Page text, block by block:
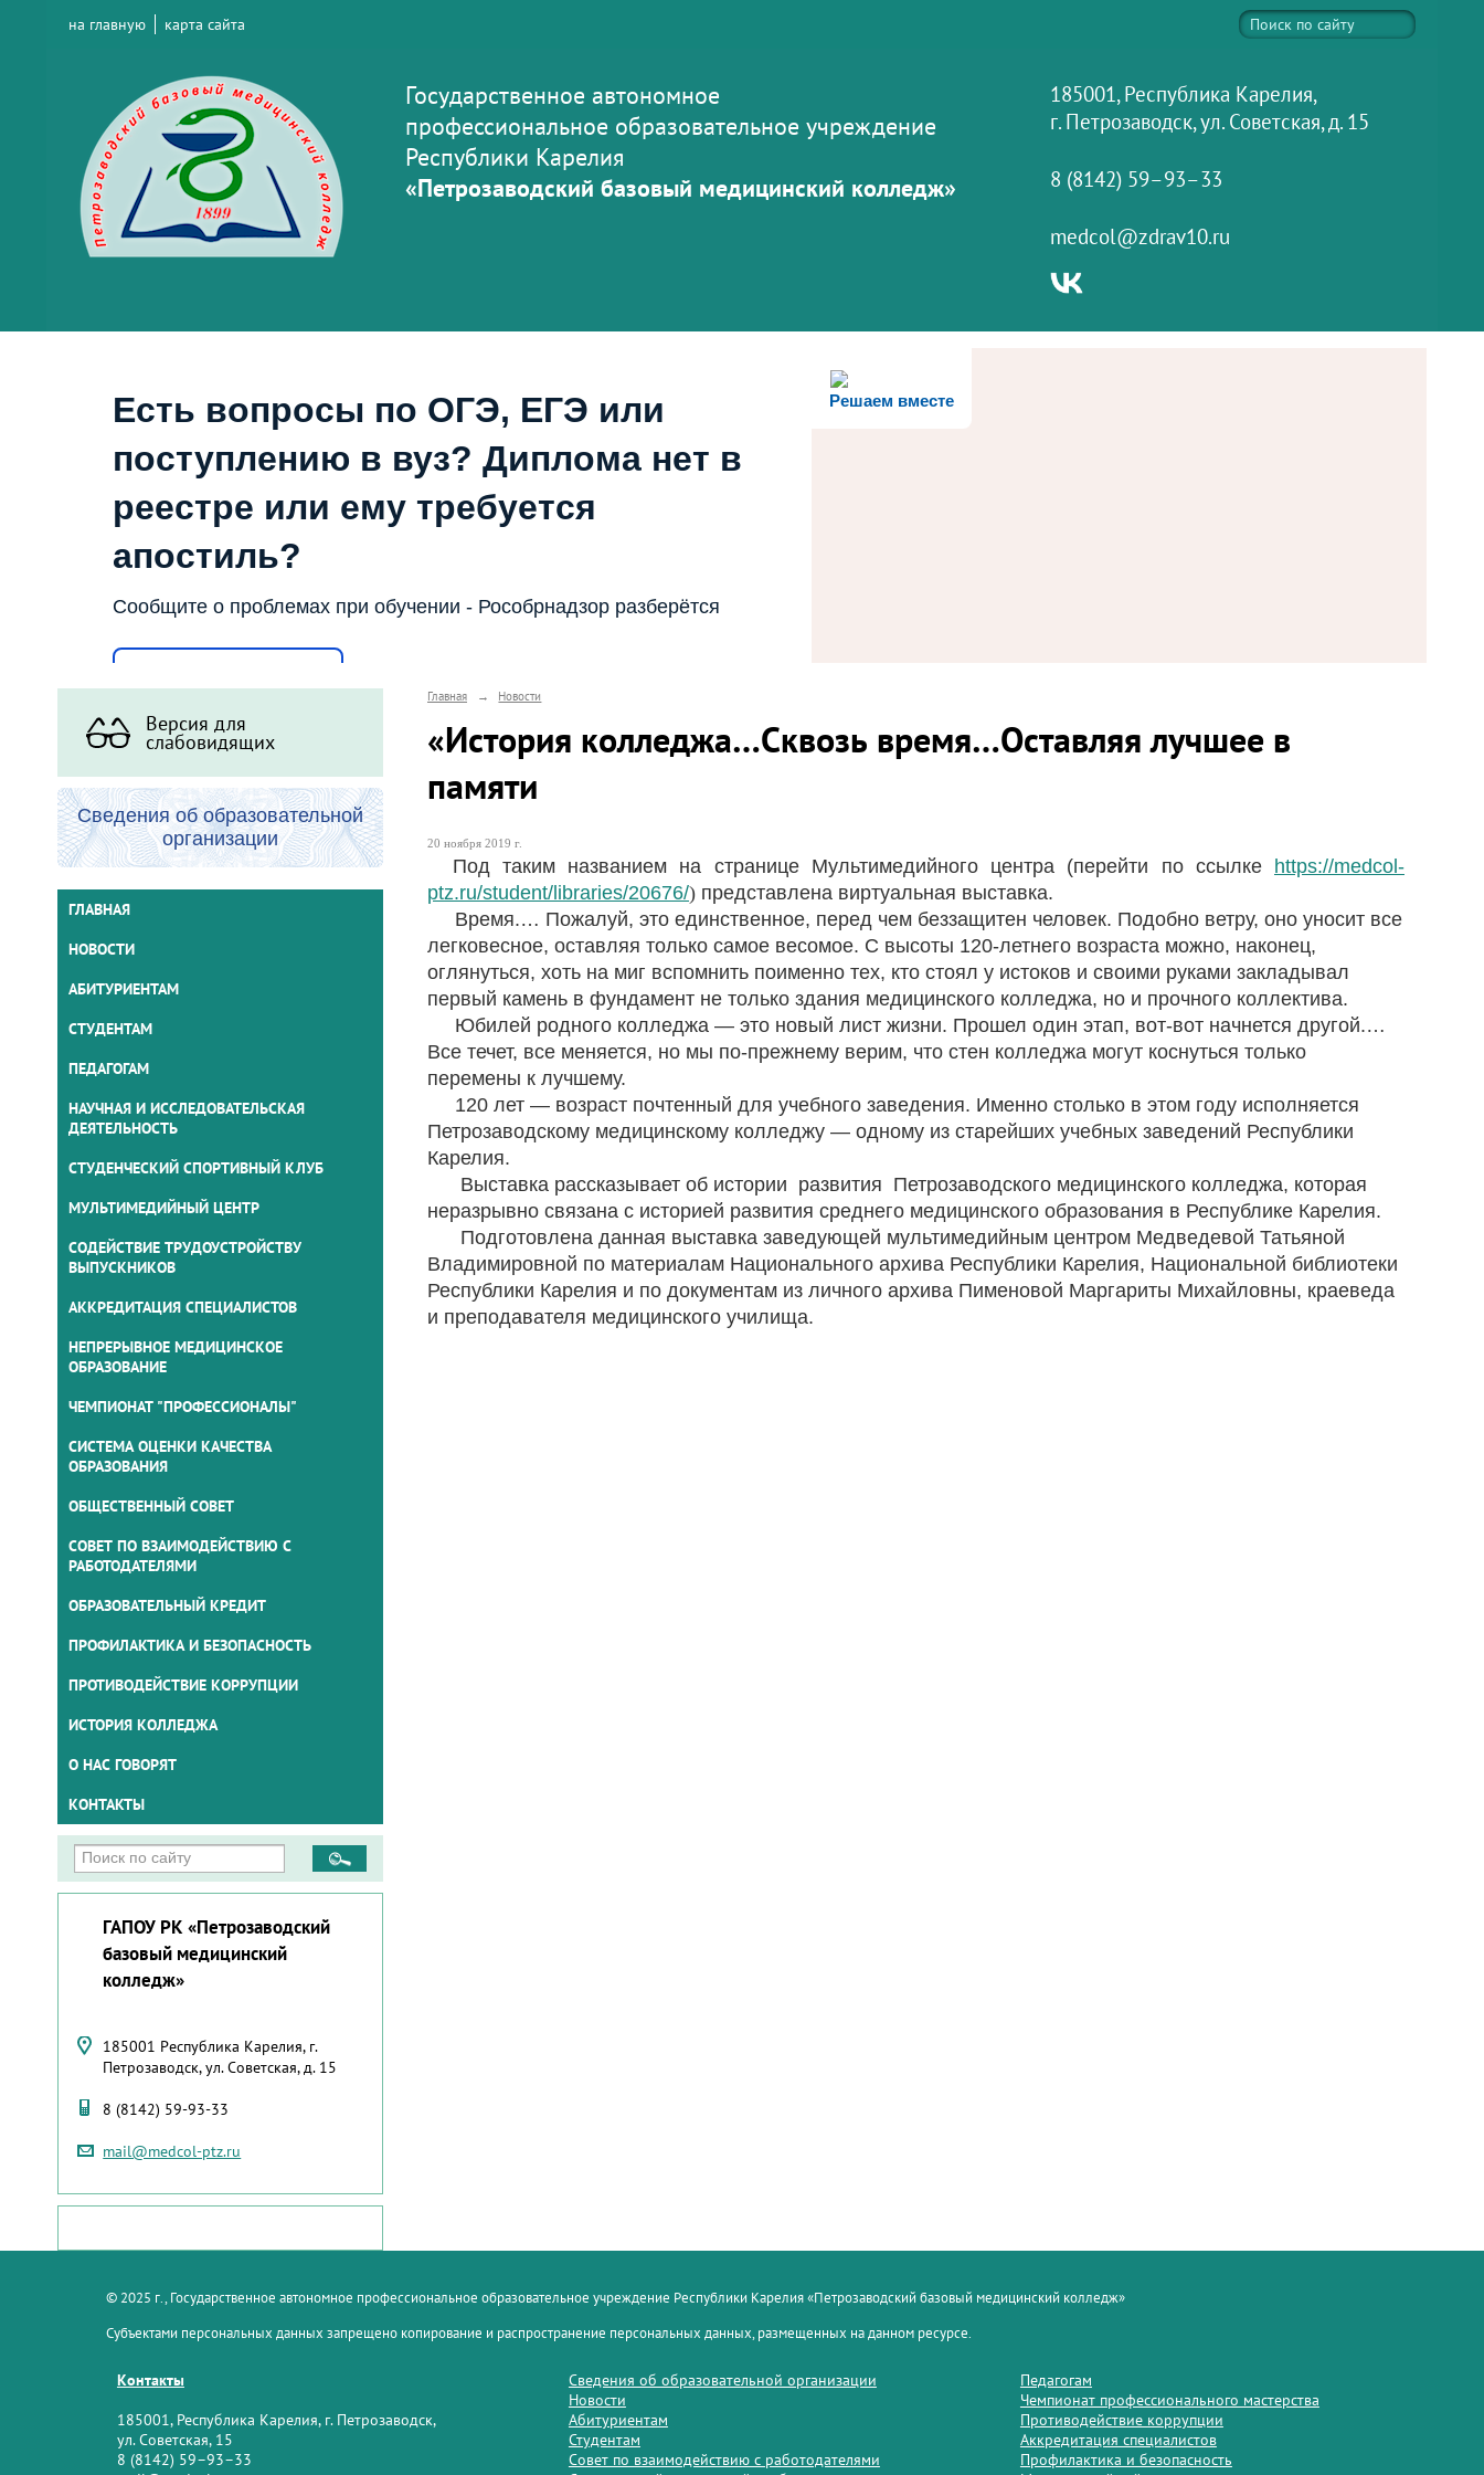
на главную карта сайта
Государственное автономное
профессиональное образовательное учреждение
Республики Карелия
«Петрозаводский базовый медицинский колледж»
185001, Республика Карелия,
г. Петрозаводск, ул. Советская, д. 15
8 (8142) 59–93–33
medcol@zdrav10.ru
Решаем вместе
Есть вопросы по ОГЭ, ЕГЭ или
поступлению в вуз? Диплома нет в
реестре или ему требуется
апостиль?
Сообщите о проблемах при обучении - Рособрнадзор разберётся
Версия для
слабовидящих
Сведения об образовательной
организации
ГЛАВНАЯ
НОВОСТИ
АБИТУРИЕНТАМ
СТУДЕНТАМ
ПЕДАГОГАМ
НАУЧНАЯ И ИССЛЕДОВАТЕЛЬСКАЯ
ДЕЯТЕЛЬНОСТЬ
СТУДЕНЧЕСКИЙ СПОРТИВНЫЙ КЛУБ
МУЛЬТИМЕДИЙНЫЙ ЦЕНТР
СОДЕЙСТВИЕ ТРУДОУСТРОЙСТВУ
ВЫПУСКНИКОВ
АККРЕДИТАЦИЯ СПЕЦИАЛИСТОВ
НЕПРЕРЫВНОЕ МЕДИЦИНСКОЕ
ОБРАЗОВАНИЕ
ЧЕМПИОНАТ "ПРОФЕССИОНАЛЫ"
СИСТЕМА ОЦЕНКИ КАЧЕСТВА
ОБРАЗОВАНИЯ
ОБЩЕСТВЕННЫЙ СОВЕТ
СОВЕТ ПО ВЗАИМОДЕЙСТВИЮ С
РАБОТОДАТЕЛЯМИ
ОБРАЗОВАТЕЛЬНЫЙ КРЕДИТ
ПРОФИЛАКТИКА И БЕЗОПАСНОСТЬ
ПРОТИВОДЕЙСТВИЕ КОРРУПЦИИ
ИСТОРИЯ КОЛЛЕДЖА
О НАС ГОВОРЯТ
КОНТАКТЫ
ГАПОУ РК «Петрозаводский
базовый медицинский
колледж»
185001 Республика Карелия, г.
Петрозаводск, ул. Советская, д. 15
8 (8142) 59-93-33
mail@medcol-ptz.ru
Главная → Новости
«История колледжа…Сквозь время…Оставляя лучшее в
памяти
20 ноября 2019 г.
Под таким названием на странице Мультимедийного центра (перейти по ссылке
https://medcol-
ptz.ru/student/libraries/20676/) представлена виртуальная выставка.
Время.… Пожалуй, это единственное, перед чем беззащитен человек. Подобно ветру, оно уносит все
легковесное, оставляя только самое весомое. С высоты 120-летнего возраста можно, наконец,
оглянуться, хоть на миг вспомнить поименно тех, кто стоял у истоков и своими руками закладывал
первый камень в фундамент не только здания медицинского колледжа, но и прочного коллектива.
Юбилей родного колледжа — это новый лист жизни. Прошел один этап, вот-вот начнется другой.…
Все течет, все меняется, но мы по-прежнему верим, что стен колледжа могут коснуться только
перемены к лучшему.
120 лет — возраст почтенный для учебного заведения. Именно столько в этом году исполняется
Петрозаводскому медицинскому колледжу — одному из старейших учебных заведений Республики
Карелия.
Выставка рассказывает об истории развития Петрозаводского медицинского колледжа, которая
неразрывно связана с историей развития среднего медицинского образования в Республике Карелия.
Подготовлена данная выставка заведующей мультимедийным центром Медведевой Татьяной
Владимировной по материалам Национального архива Республики Карелия, Национальной библиотеки
Республики Карелия и по документам из личного архива Пименовой Маргариты Михайловны, краеведа
и преподавателя медицинского училища.
© 2025 г., Государственное автономное профессиональное образовательное учреждение Республики Карелия «Петрозаводский базовый медицинский колледж»
Субъектами персональных данных запрещено копирование и распространение персональных данных, размещенных на данном ресурсе.
Контакты
185001, Республика Карелия, г. Петрозаводск,
ул. Советская, 15
8 (8142) 59–93–33
Сведения об образовательной организации
Новости
Абитуриентам
Студентам
Совет по взаимодействию с работодателями
Педагогам
Чемпионат профессионального мастерства
Противодействие коррупции
Аккредитация специалистов
Профилактика и безопасность